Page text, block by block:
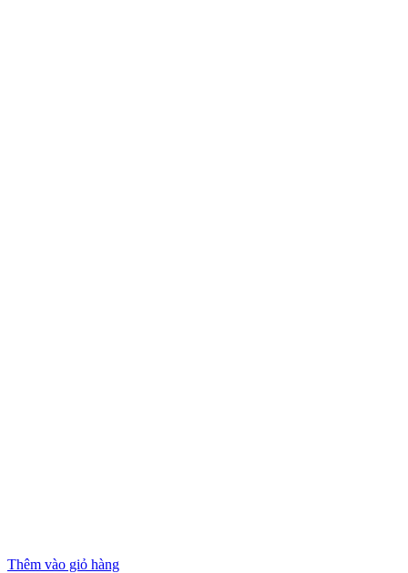
Thêm vào giỏ hàng